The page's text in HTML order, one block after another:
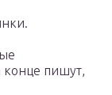
конце пишут,